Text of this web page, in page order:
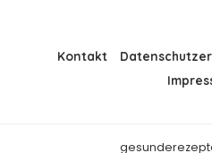
Kontakt